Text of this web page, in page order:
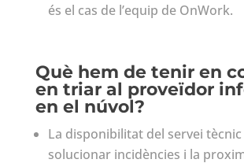
és el cas de l’equip de OnWork.
Què hem de tenir en
en triar al proveïdor
en el núvol?
La disponibilitat del servei
solucionar incidències i la